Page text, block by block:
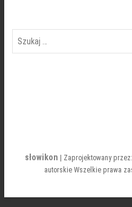
słowikon | Zaprojektowany przez:
autorskie Wszelkie prawa